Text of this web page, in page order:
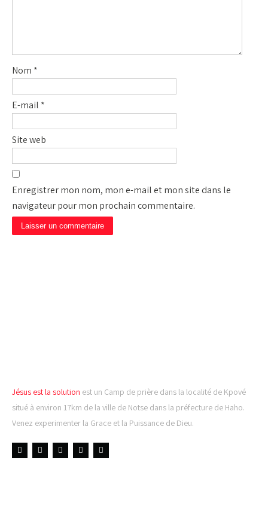
Nom *
E-mail *
Site web
Enregistrer mon nom, mon e-mail et mon site dans le
navigateur pour mon prochain commentaire.
Jésus est la solution est un Camp de prière dans la localité de Kpové
situé à environ 17km de la ville de Notse dans la préfecture de Haho.
Venez experimenter la Grace et la Puissance de Dieu.